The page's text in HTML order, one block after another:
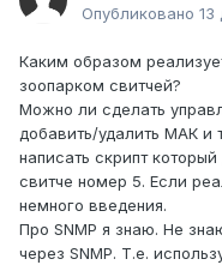
Опубликовано 13
Каким образом
зоопарком свитчей?
Можно ли сделать
добавить/удалить МАК и
написать скрипт
свитче номер 5. Если
немного введения.
Про SNMP я знаю. Не
через SNMP. Т.е.